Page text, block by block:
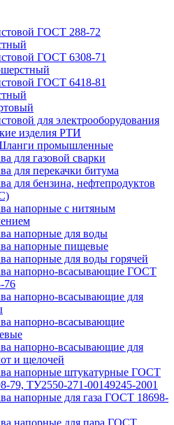
ГОСТ 288-72
ГОСТ 6308-71
ГОСТ 6418-81
для электрооборудования
изделия РТИ
промышленные
для газовой сварки
для перекачки битума
для бензина, нефтепродуктов
напорные с нитяным
напорные для воды
напорные пищевые
напорные для воды горячей
напорно-всасывающие ГОСТ
76
напорно-всасывающие для
напорно-всасывающие
напорно-всасывающие для
и щелочей
напорные штукатурные ГОСТ
79, ТУ2550-271-00149245-2001
напорные для газа ГОСТ 18698-
напорные для пара ГОСТ